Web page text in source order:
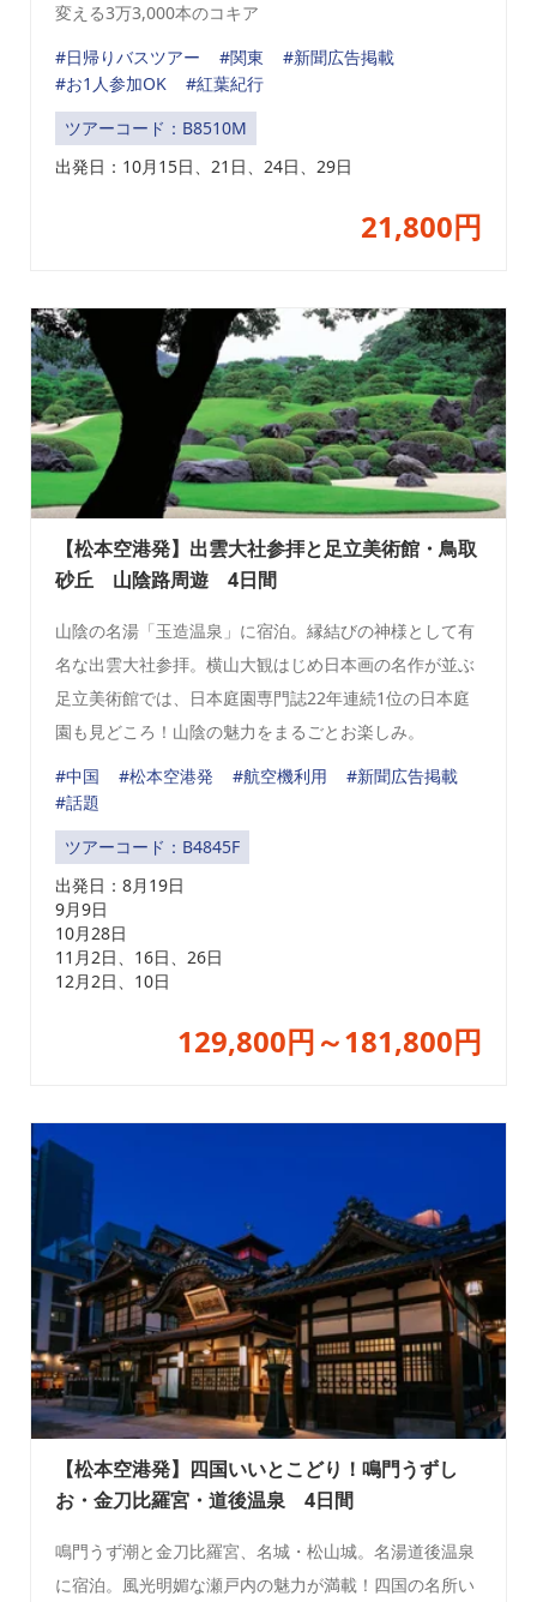
変える3万3,000本のコキア
#日帰りバスツアー
#関東
#新聞広告掲載
#お1人参加OK
#紅葉紀行
ツアーコード：B8510M
出発日： 10月15日、21日、24日、29日
21,800円
【松本空港発】出雲大社参拝と足立美術館・鳥取
砂丘 山陰路周遊 4日間
山陰の名湯「玉造温泉」に宿泊。縁結びの神様として有
名な出雲大社参拝。横山大観はじめ日本画の名作が並ぶ
足立美術館では、日本庭園専門誌22年連続1位の日本庭
園も見どころ！山陰の魅力をまるごとお楽しみ。
#中国
#松本空港発 #航空機利用
#新聞広告掲載
#話題
ツアーコード：B4845F
出発日： 8月19日
9月9日
10月28日
11月2日、16日、26日
12月2日、10日
129,800円～181,800円
【松本空港発】四国いいとこどり！鳴門うずし
お・金刀比羅宮・道後温泉 4日間
鳴門うず潮と金刀比羅宮、名城・松山城。名湯道後温泉
に宿泊。風光明媚な瀬戸内の魅力が満載！四国の名所い